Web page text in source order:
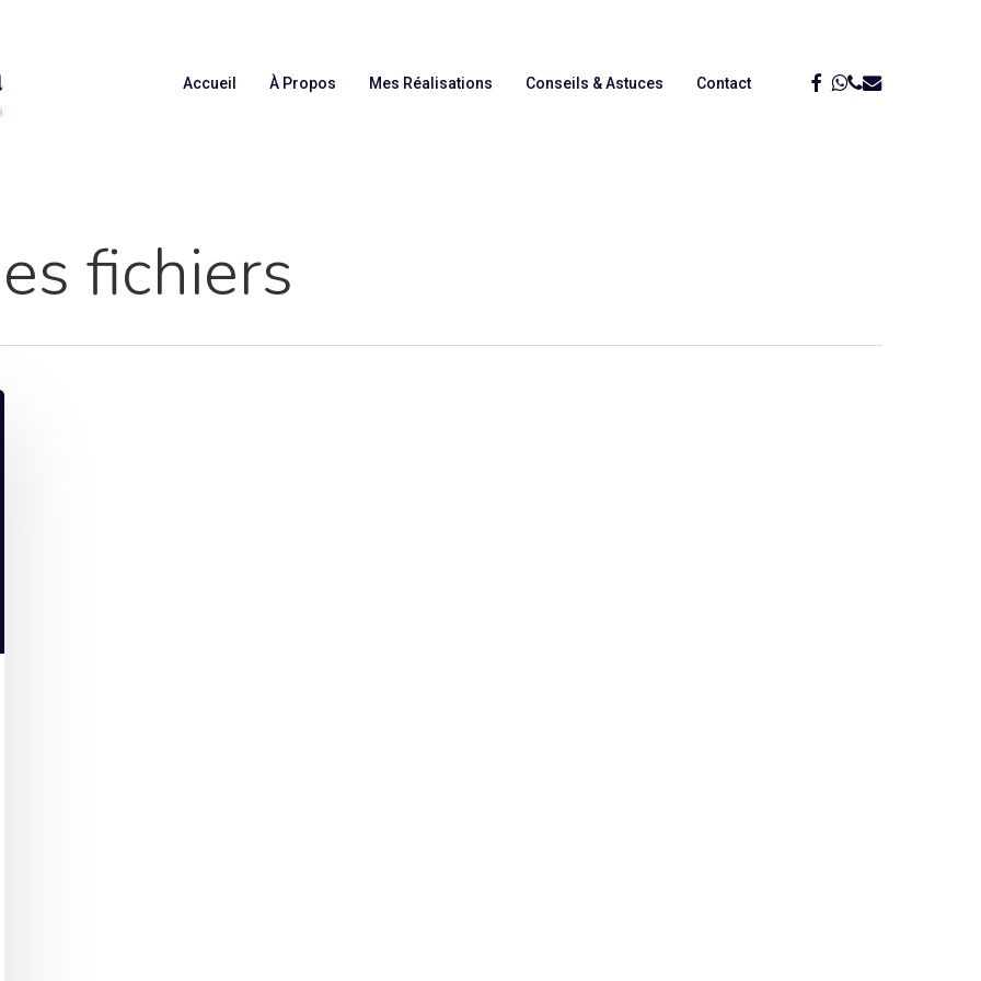
Accueil À Propos Mes Réalisations Conseils & Astuces Contact Facebook
Whatsapp
Phone
Email
fichiers